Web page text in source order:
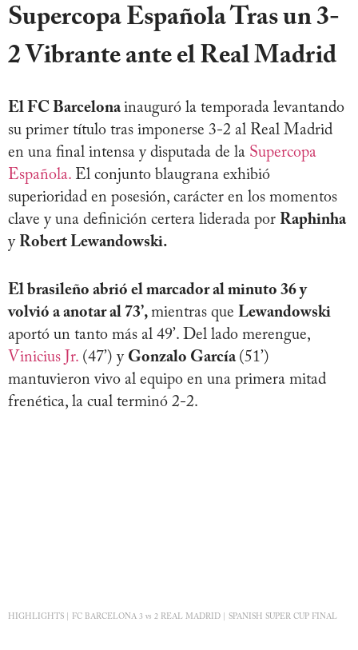
Supercopa Española Tras un 3-
2 Vibrante ante el Real Madrid
El FC Barcelonainauguró la temporada levantando
su primer título tras imponerse 3-2 al Real Madrid
en una final intensa y disputada de la Supercopa
Española. El conjunto blaugrana exhibió
superioridad en posesión, carácter en los momentos
clave y una definición certera liderada por Raphinha
y Robert Lewandowski.
El brasileño abrió el marcador al minuto 36 y
volvió a anotar al 73’, mientras que Lewandowski
aportó un tanto más al 49’. Del lado merengue,
Vinicius Jr. (47’) y Gonzalo García (51’)
mantuvieron vivo al equipo en una primera mitad
frenética, la cual terminó 2-2.
HIGHLIGHTS | FC BARCELONA 3 vs 2 REAL MADRID | SPANISH SUPER CUP FINAL